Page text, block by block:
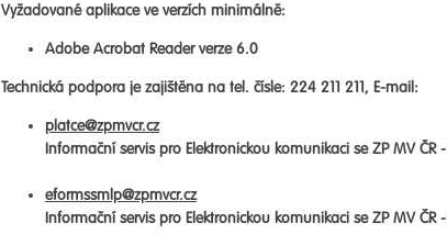
Vyžadované aplikace ve verzích minimálně:
Adobe Acrobat Reader verze 6.0
Technická podpora je zajištěna na tel. čísle: 224 211 211, E-mail:
platce@zpmvcr.cz
Informační servis pro Elektronickou komunikaci se ZP MV ČR -
eformssmlp@zpmvcr.cz
Informační servis pro Elektronickou komunikaci se ZP MV ČR -